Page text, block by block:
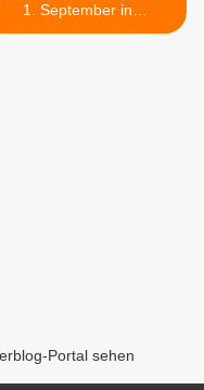
1. September in
Veitshöcheim -
Portal sehen